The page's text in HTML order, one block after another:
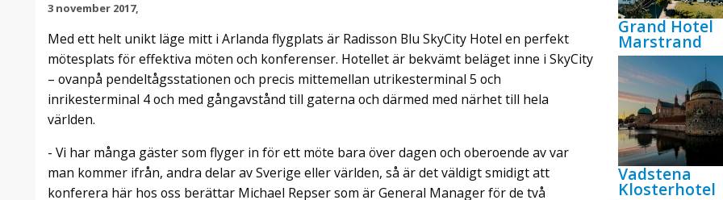
3 november 2017,
Med ett helt unikt läge mitt i Arlanda flygplats är Radisson Blu SkyCity Hotel en perfekt
mötesplats för effektiva möten och konferenser. Hotellet är bekvämt beläget inne i SkyCity
– ovanpå pendeltågsstationen och precis mittemellan utrikesterminal 5 och
inrikesterminal 4 och med gångavstånd till gaterna och därmed med närhet till hela
världen.
- Vi har många gäster som flyger in för ett möte bara över dagen och oberoende av var
man kommer ifrån, andra delar av Sverige eller världen, så är det väldigt smidigt att
konferera här hos oss berättar Michael Repser som är General Manager för de två
Grand Hotel
Marstrand
Vadstena
Klosterhotel